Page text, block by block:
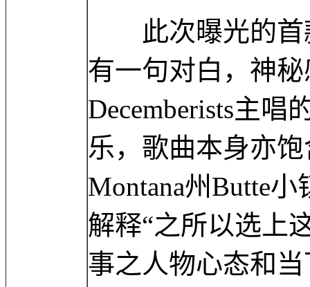
此次曝光的首
有一句对白，神
Decemberists主唱
乐，歌曲本身亦
Montana州Butte
解释“之所以选上
事之人物心态和